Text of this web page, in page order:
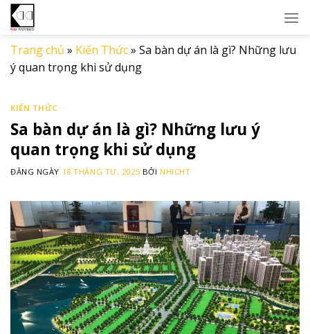
Skip
content
Trang chủ » Kiến Thức» Sa bàn dự án là gì? Những lưu
ý quan trọng khi sử dụng
KIẾN THỨC
Sa bàn dự án là gì? Những lưu ý
quan trọng khi sử dụng
ĐĂNG NGÀY 18 THÁNG TƯ, 2025 BỞI NHICHT